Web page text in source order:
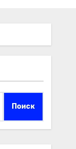
Поиск